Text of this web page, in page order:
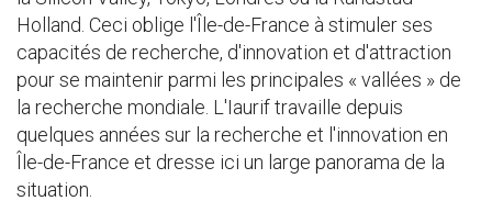
Holland. Ceci oblige l'Île-de-France à stimuler ses
capacités de recherche, d'innovation et d'attraction
pour se maintenir parmi les principales « vallées » de
la recherche mondiale. L'Iaurif travaille depuis
quelques années sur la recherche et l'innovation en
Île-de-France et dresse ici un large panorama de la
situation.